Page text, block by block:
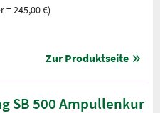
= 245,00 €)
Zur Produktseite
SB 500 Ampullenkur